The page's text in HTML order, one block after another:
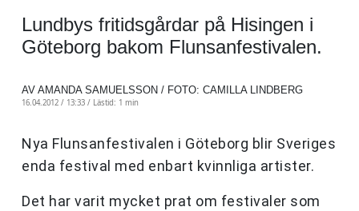
Lundbys fritidsgårdar på Hisingen i
Göteborg bakom Flunsanfestivalen.
AV AMANDA SAMUELSSON / FOTO: CAMILLA LINDBERG
16.04.2012 / 13:33 / Lästid: 1 min
Nya Flunsanfestivalen i Göteborg blir Sveriges
enda festival med enbart kvinnliga artister.
Det har varit mycket prat om festivaler som